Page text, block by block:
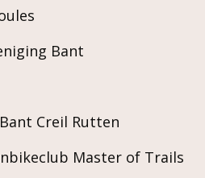
Bant
Creil Rutten
Master of Trails